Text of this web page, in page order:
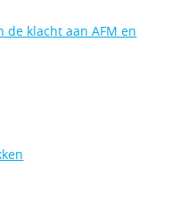
de klacht aan AFM en